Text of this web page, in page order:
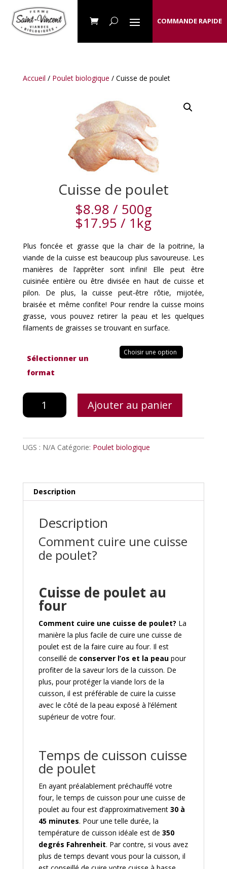
COMMANDE RAPIDE
Accueil / Poulet biologique / Cuisse de poulet
Cuisse de poulet
$8.98 / 500g
$17.95 / 1kg
Plus foncée et grasse que la chair de la poitrine, la
viande de la cuisse est beaucoup plus savoureuse. Les
manières de l’apprêter sont infini! Elle peut être
cuisinée entière ou être divisée en haut de cuisse et
pilon. De plus, la cuisse peut-être rôtie, mijotée,
braisée et même confite! Pour rendre la cuisse moins
grasse, vous pouvez retirer la peau et les quelques
filaments de graisses se trouvant en surface.
Sélectionner un
format
quantité
poulet
Ajouter au panier
UGS : N/A Catégorie: Poulet biologique
Description
Description
Comment cuire une cuisse
de poulet?
Cuisse de poulet au
four
Comment cuire une cuisse de poulet? La
manière la plus facile de cuire une cuisse de
poulet est de la faire cuire au four. Il est
conseillé de conserver l’os et la peaupour
profiter de la saveur lors de la cuisson. De
plus, pour protéger la viande lors de la
cuisson, il est préférable de cuire la cuisse
avec le côté de la peau exposé à l’élément
supérieur de votre four.
Temps de cuisson cuisse
de poulet
En ayant préalablement préchauffé votre
four, le temps de cuisson pour une cuisse de
poulet au four est d’approximativement 30 à
45 minutes. Pour une telle durée, la
température de cuisson idéale est de 350
degrés Fahrenheit. Par contre, si vous avez
plus de temps devant vous pour la cuisson, il